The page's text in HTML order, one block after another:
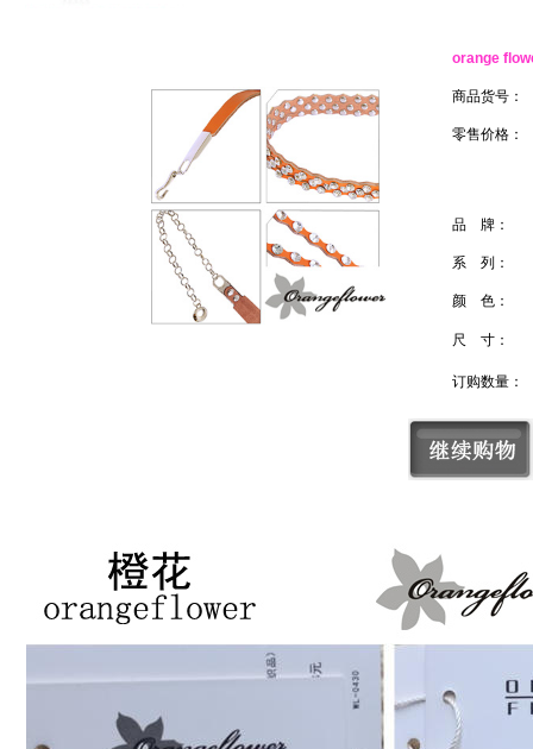
orange
商品货号：
零售价格：
品 牌：
系 列：
颜 色：
尺 寸：
订购数量：